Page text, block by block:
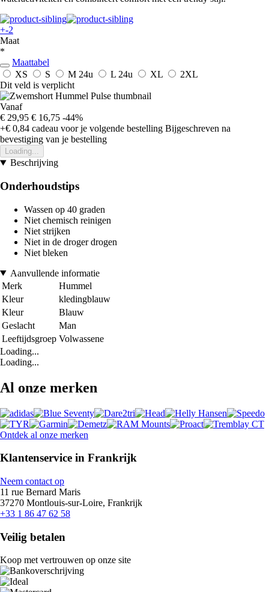
+-2
Maat
*
Maattabel
XS
S M 24u L 24u XL
2XL
Dit veld is verplicht
Vanaf
€ 29,95 € 16,75 -44%
+€ 0,84 cadeau voor je volgende bestelling Bijgeschreven na
bevestiging van je bestelling
Loading...
Beschrijving
Onderhoudstips
Wassen op 40 graden
Niet chemisch reinigen
Niet strijken
Niet in de droger drogen
Niet bleken
Aanvullende informatie
Merk
Hummel
Kleur
kledingblauw
Kleur
Blauw
Geslacht
Man
Leeftijdsgroep Volwassene
Loading...
Loading...
Al onze merken
Ontdek al onze merken
Klantenservice in Frankrijk
Neem contact op
11 rue Bernard Maris
37270 Montlouis-sur-Loire, Frankrijk
+33 1 86 47 62 58
Veilig betalen
Koop met vertrouwen op onze site